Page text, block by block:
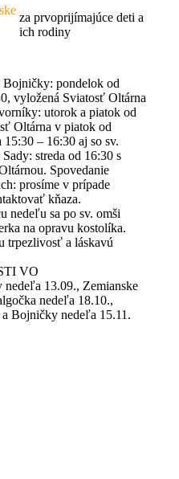
za prvoprijímajúce deti a
ich rodiny
pondelok od
vyložená Sviatosť Oltárna
utorok a piatok od
Oltárna v piatok od
15:30 – 16:30 aj so sv.
streda od 16:30 s
Spovedanie
prosíme v prípade
kňaza.
nedeľu sa po sv. omši
na opravu kostolíka.
trpezlivosť a láskavú
VO
13.09., Zemianske
nedeľa 18.10.,
Bojničky nedeľa 15.11.